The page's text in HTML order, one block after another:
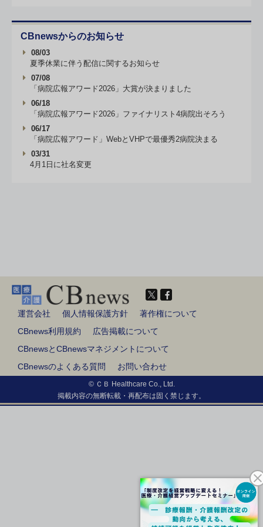
CBnewsからのお知らせ
08/03
夏季休業に伴う配信に関するお知らせ
07/08
「病院広報アワード2026」大賞が決まりました
06/18
「病院広報アワード2026」ファイナリスト4病院出そろう
06/17
「病院広報アワード」WebとVHPで最優秀2病院決まる
03/31
4月1日に社名変更
運営会社 個人情報保護方針
著作権について
CBnews利用規約
広告掲載について
CBnewsとCBnewsマネジメントについて
CBnewsのよくある質問
お問い合わせ
© ＣＢ Healthcare Co., Ltd.
掲載内容の無断転載・再配布は固く禁じます。